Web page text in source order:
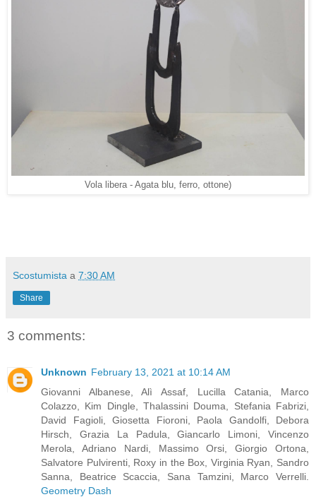
Vola libera - Agata blu, ferro, ottone)
Scostumista a 7:30 AM
Share
3 comments:
Unknown February 13, 2021 at 10:14 AM
Giovanni Albanese, Alì Assaf, Lucilla Catania, Marco
Colazzo, Kim Dingle, Thalassini Douma, Stefania Fabrizi,
David Fagioli, Giosetta Fioroni, Paola Gandolfi, Debora
Hirsch, Grazia La Padula, Giancarlo Limoni, Vincenzo
Merola, Adriano Nardi, Massimo Orsi, Giorgio Ortona,
Salvatore Pulvirenti, Roxy in the Box, Virginia Ryan, Sandro
Sanna, Beatrice Scaccia, Sana Tamzini, Marco Verrelli.
Geometry Dash